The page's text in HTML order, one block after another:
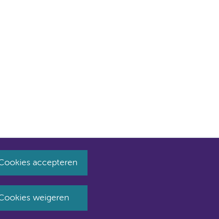
naar amsterdamumc.nl en amsterdamumc.org
accepteren
weigeren